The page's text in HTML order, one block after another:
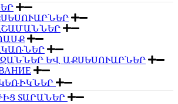
ԵՎ ԱՔՍԵՍՈՒԱՐՆԵՐ
ՏԱՐԱՆԵՐ